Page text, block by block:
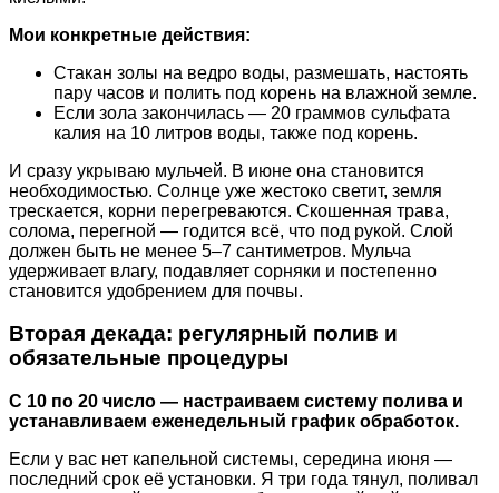
Мои конкретные действия:
Стакан золы на ведро воды, размешать, настоять
пару часов и полить под корень на влажной земле.
Если зола закончилась — 20 граммов сульфата
калия на 10 литров воды, также под корень.
И сразу укрываю мульчей. В июне она становится
необходимостью. Солнце уже жестоко светит, земля
трескается, корни перегреваются. Скошенная трава,
солома, перегной — годится всё, что под рукой. Слой
должен быть не менее 5–7 сантиметров. Мульча
удерживает влагу, подавляет сорняки и постепенно
становится удобрением для почвы.
Вторая декада: регулярный полив и
обязательные процедуры
С 10 по 20 число — настраиваем систему полива и
устанавливаем еженедельный график обработок.
Если у вас нет капельной системы, середина июня —
последний срок её установки. Я три года тянул, поливал